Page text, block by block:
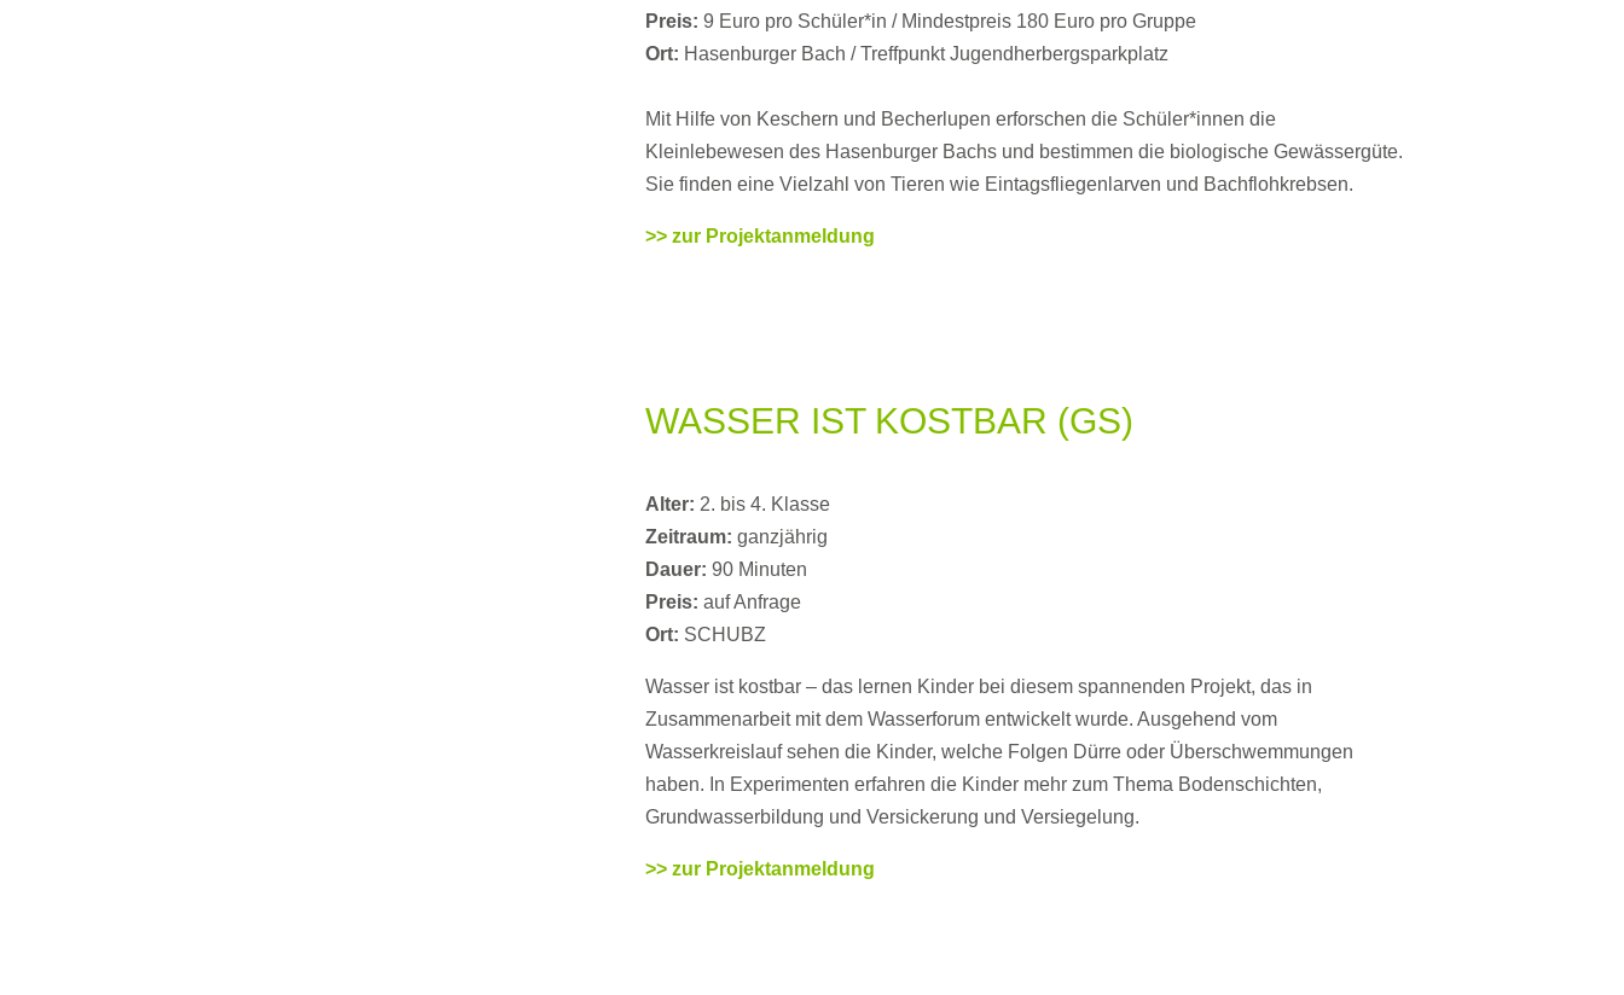
Preis: 9 Euro pro Schüler*in / Mindestpreis 180 Euro pro Gruppe
Ort: Hasenburger Bach / Treffpunkt Jugendherbergsparkplatz
Mit Hilfe von Keschern und Becherlupen erforschen die Schüler*innen die
Kleinlebewesen des Hasenburger Bachs und bestimmen die biologische Gewässergüte.
Sie finden eine Vielzahl von Tieren wie Eintagsfliegenlarven und Bachflohkrebsen.
>> zur Projektanmeldung
WASSER IST KOSTBAR (GS)
Alter: 2. bis 4. Klasse
Zeitraum: ganzjährig
Dauer: 90 Minuten
Preis: auf Anfrage
Ort: SCHUBZ
Wasser ist kostbar – das lernen Kinder bei diesem spannenden Projekt, das in
Zusammenarbeit mit dem Wasserforum entwickelt wurde. Ausgehend vom
Wasserkreislauf sehen die Kinder, welche Folgen Dürre oder Überschwemmungen
haben. In Experimenten erfahren die Kinder mehr zum Thema Bodenschichten,
Grundwasserbildung und Versickerung und Versiegelung.
>> zur Projektanmeldung